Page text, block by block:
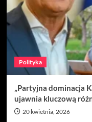
Polityka
„Partyjna dominacja
ujawnia kluczową
20 kwietnia, 2026